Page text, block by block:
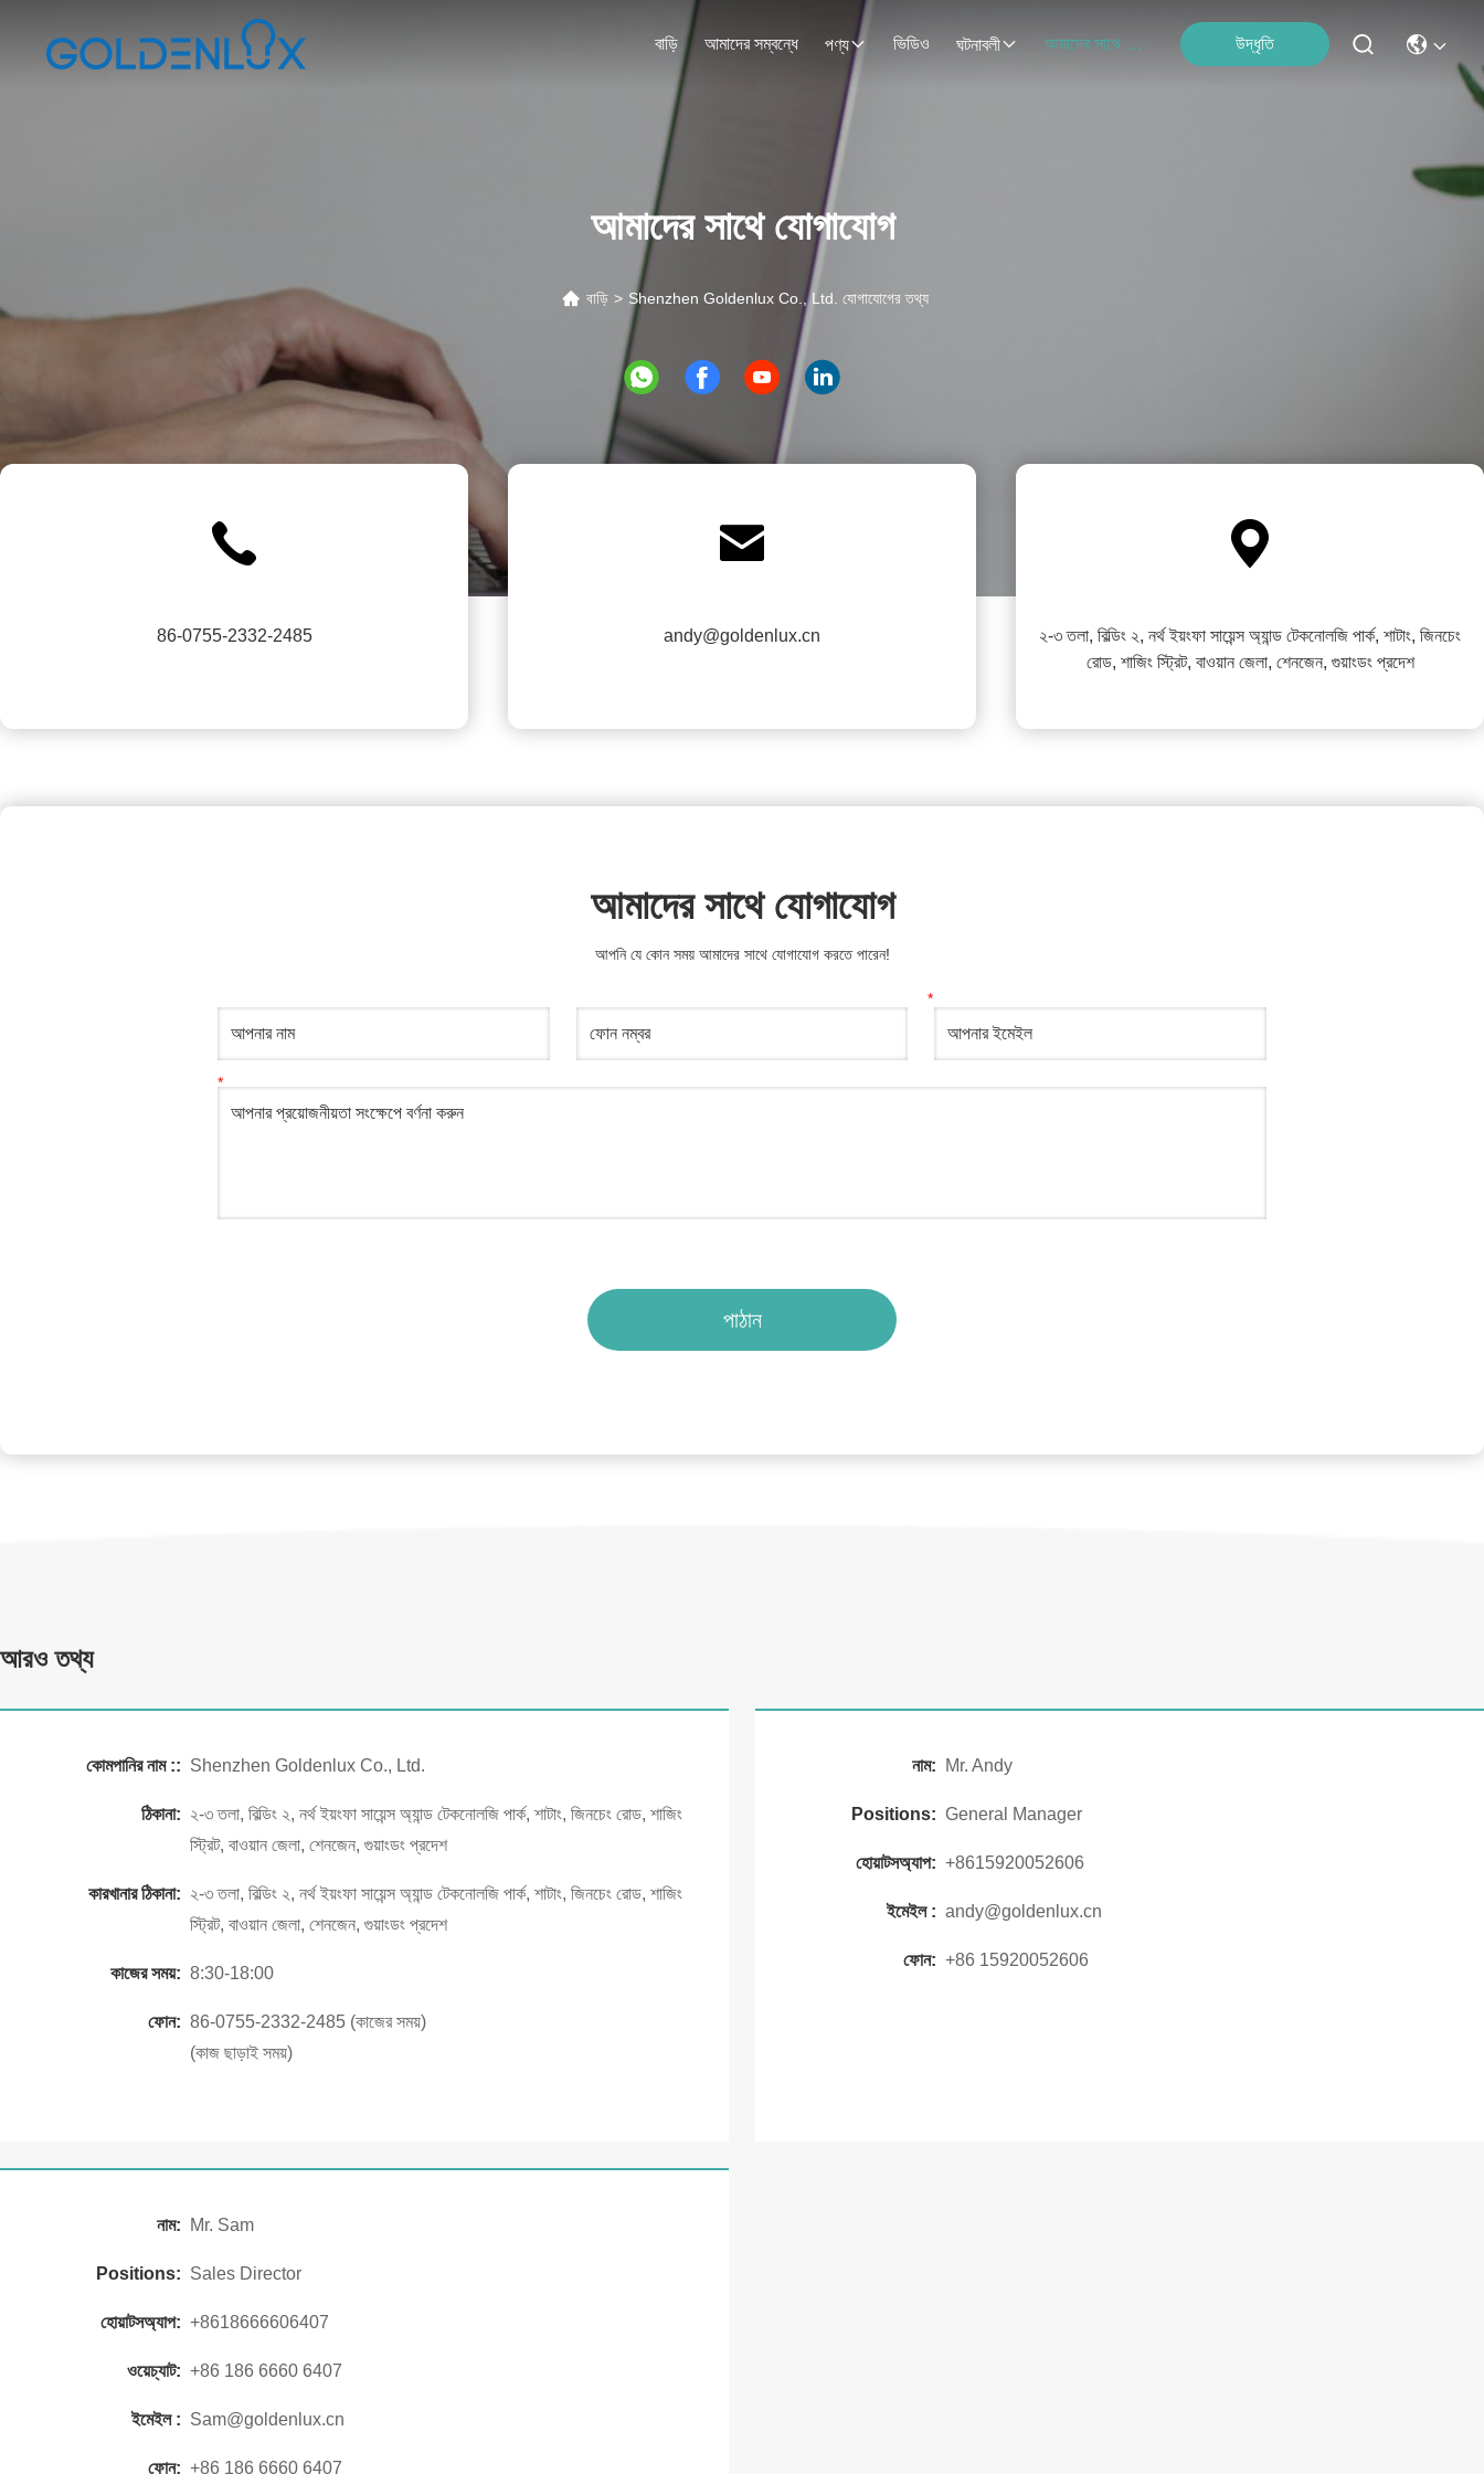
বাড়ি আমাদের সম্বন্ধে পণ্য ভিডিও ঘটনাবলী আমাদের সাথে যোগাযোগ উদ্ধৃতি
আমাদের সাথে যোগাযোগ
বাড়ি > Shenzhen Goldenlux Co., Ltd. যোগাযোগের তথ্য
86-0755-2332-2485

andy@goldenlux.cn

২-৩ তলা, বিল্ডিং ২, নর্থ ইয়ংফা সায়েন্স অ্যান্ড টেকনোলজি পার্ক, শাটাং, জিনচেং
রোড, শাজিং স্ট্রিট, বাওয়ান জেলা, শেনজেন, গুয়াংডং প্রদেশ
আমাদের সাথে যোগাযোগ
আপনি যে কোন সময় আমাদের সাথে যোগাযোগ করতে পারেন!
পাঠান
আরও তথ্য
কোমপানির নাম :: Shenzhen Goldenlux Co., Ltd.
ঠিকানা: ২-৩ তলা, বিল্ডিং ২, নর্থ ইয়ংফা সায়েন্স অ্যান্ড টেকনোলজি পার্ক, শাটাং, জিনচেং রোড, শাজিং
স্ট্রিট, বাওয়ান জেলা, শেনজেন, গুয়াংডং প্রদেশ
কারখানার ঠিকানা: ২-৩ তলা, বিল্ডিং ২, নর্থ ইয়ংফা সায়েন্স অ্যান্ড টেকনোলজি পার্ক, শাটাং, জিনচেং রোড, শাজিং
স্ট্রিট, বাওয়ান জেলা, শেনজেন, গুয়াংডং প্রদেশ
কাজের সময়: 8:30-18:00
ফোন: 86-0755-2332-2485 (কাজের সময়)
(কাজ ছাড়াই সময়)
নাম: Mr. Andy
Positions: General Manager
হোয়াটসঅ্যাপ: +8615920052606
ইমেইল : andy@goldenlux.cn
ফোন: +86 15920052606
নাম: Mr. Sam
Positions: Sales Director
হোয়াটসঅ্যাপ: +8618666606407
ওয়েচ্যাট: +86 186 6660 6407
ইমেইল : Sam@goldenlux.cn
ফোন: +86 186 6660 6407